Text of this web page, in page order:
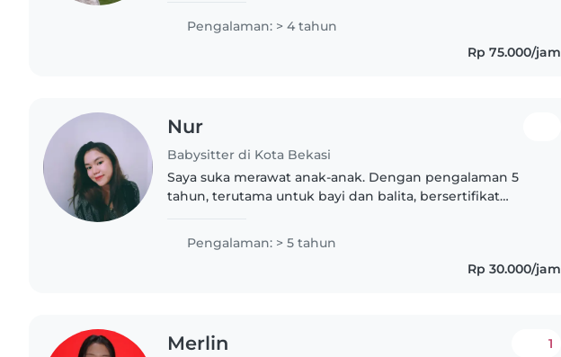
Pengalaman: > 4 tahun
Rp 75.000/jam
Nur
Babysitter di Kota Bekasi
Saya suka merawat anak-anak. Dengan pengalaman 5
tahun, terutama untuk bayi dan balita, bersertifikat
bermain. Bersedia menjaga hewan..
Pengalaman: > 5 tahun
Rp 30.000/jam
Merlin 1